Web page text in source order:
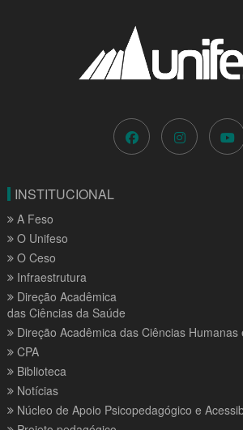
INSTITUCIONAL
A Feso
O Unifeso
O Ceso
Infraestrutura
Direção Acadêmica
das Ciências da Saúde
Direção Acadêmica das Ciências Humanas
CPA
Biblioteca
Notícias
Núcleo de Apoio Psicopedagógico e